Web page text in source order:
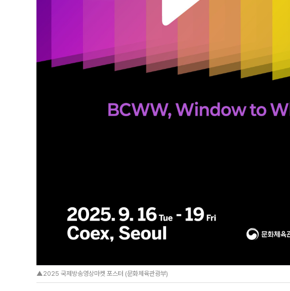
▲2025 국제방송영상마켓 포스터 (문화체육관광부)